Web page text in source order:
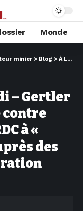
Monde
minier > Blog > À LA UNE
– Gertler
contre
à «
des